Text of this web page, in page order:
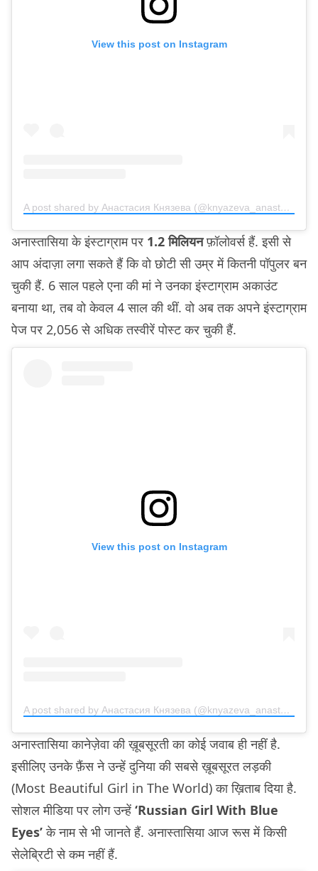
View this post on Instagram
A post shared by Анастасия Князева (@knyazeva_anastasiya_official)
अनास्तासिया के इंस्टाग्राम पर 1.2 मिलियनफ़ॉलोवर्स हैं. इसी से
आप अंदाज़ा लगा सकते हैं कि वो छोटी सी उम्र में कितनी पॉपुलर बन
चुकी हैं. 6 साल पहले एना की मां ने उनका इंस्टाग्राम अकाउंट
बनाया था, तब वो केवल 4 साल की थीं. वो अब तक अपने इंस्टाग्राम
पेज पर 2,056 से अधिक तस्वीरें पोस्ट कर चुकी हैं.
View this post on Instagram
A post shared by Анастасия Князева (@knyazeva_anastasiya_official)
अनास्तासिया कानेज़ेवा की ख़ूबसूरती का कोई जवाब ही नहीं है.
इसीलिए उनके फ़ैंस ने उन्हें दुनिया की सबसे ख़ूबसूरत लड़की
(Most Beautiful Girl in The World) का ख़िताब दिया है.
सोशल मीडिया पर लोग उन्हें ‘Russian Girl With Blue
Eyes’के नाम से भी जानते हैं. अनास्तासिया आज रूस में किसी
सेलेब्रिटी से कम नहीं हैं.